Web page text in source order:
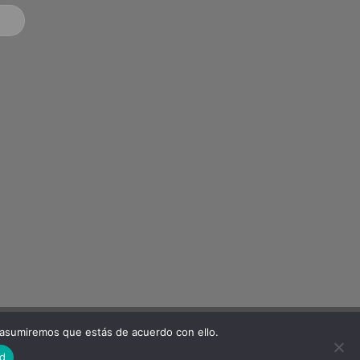
Visa Stripe
que estás de acuerdo con ello.